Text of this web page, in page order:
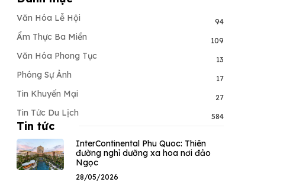
Văn Hóa Lễ Hội 94
Ẩm Thực Ba Miền 109
Văn Hóa Phong Tục 13
Phóng Sự Ảnh 17
Tin Khuyến Mại 27
Tin Tức Du Lịch 584
Tin tức
InterContinental Phu Quoc: Thiên
đường nghỉ dưỡng xa hoa nơi đảo
Ngọc
28/05/2026